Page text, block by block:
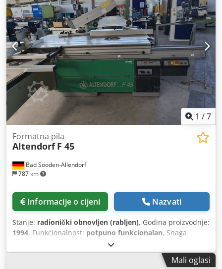
promjer pile: 400 mm Maksimalna visina reza: 130 mm
Paralelni zaštitni uređaj Graničnik za kutno rezanje
1 /7
Bad Sooden-Allendorf
787 km
Formatna pila
Altendorf F 45
Informacije o cijeni Nazvati
Stanje: radionički obnovljen (rabljen), Godina proizvodnje:
1994, Funkcionalnost: potpuno funkcionalan, Snaga
motora 50Hz 3~ 400V 5,5kW klizni stol 2800 mm bez
predrezača Dedpfx Aey Icbged Seck digitalni prikaz
podešavanja kuta digitalni prikaz broja okretaja hidrauličko
Mali oglasi